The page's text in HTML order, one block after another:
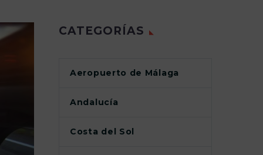
CATEGORÍAS
Aeropuerto de Málaga
Andalucía
Costa del Sol